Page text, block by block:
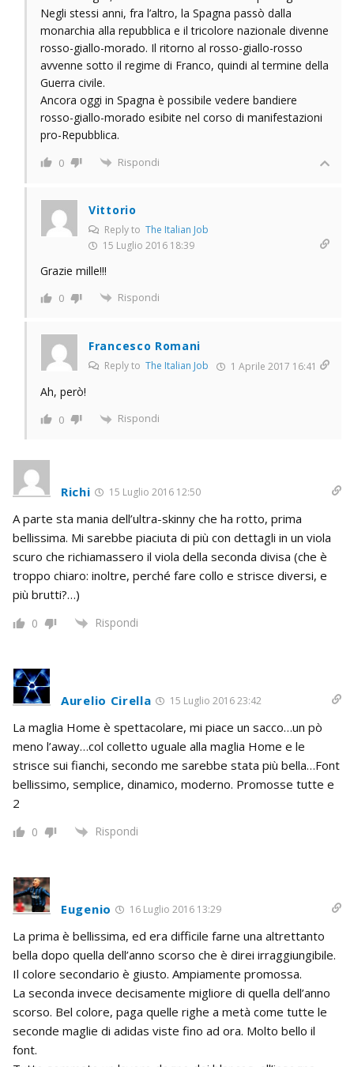
Negli stessi anni, fra l’altro, la Spagna passò dalla
monarchia alla repubblica e il tricolore nazionale divenne
rosso-giallo-morado. Il ritorno al rosso-giallo-rosso
avvenne sotto il regime di Franco, quindi al termine della
Guerra civile.
Ancora oggi in Spagna è possibile vedere bandiere
rosso-giallo-morado esibite nel corso di manifestazioni
pro-Repubblica.
0 Rispondi
Vittorio
Reply to The Italian Job
15 Luglio 2016 18:39
Grazie mille!!!
0 Rispondi
Francesco Romani
Reply to The Italian Job 1 Aprile 2017 16:41
Ah, però!
0 Rispondi
Richi 15 Luglio 2016 12:50
A parte sta mania dell’ultra-skinny che ha rotto, prima
bellissima. Mi sarebbe piaciuta di più con dettagli in un viola
scuro che richiamassero il viola della seconda divisa (che è
troppo chiaro: inoltre, perché fare collo e strisce diversi, e
più brutti?…)
0 Rispondi
Aurelio Cirella 15 Luglio 2016 23:42
La maglia Home è spettacolare, mi piace un sacco…un pò
meno l’away…col colletto uguale alla maglia Home e le
strisce sui fianchi, secondo me sarebbe stata più bella…Font
bellissimo, semplice, dinamico, moderno. Promosse tutte e
2
0 Rispondi
Eugenio 16 Luglio 2016 13:29
La prima è bellissima, ed era difficile farne una altrettanto
bella dopo quella dell’anno scorso che è direi irraggiungibile.
Il colore secondario è giusto. Ampiamente promossa.
La seconda invece decisamente migliore di quella dell’anno
scorso. Bel colore, paga quelle righe a metà come tutte le
seconde maglie di adidas viste fino ad ora. Molto bello il
font.